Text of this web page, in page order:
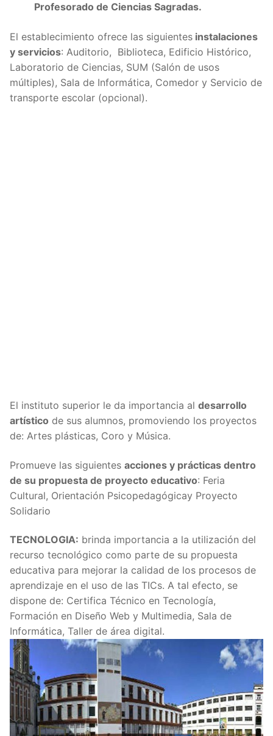
Profesorado de Ciencias Sagradas.
El establecimiento ofrece las siguientes instalaciones
y servicios: Auditorio, Biblioteca, Edificio Histórico,
Laboratorio de Ciencias, SUM (Salón de usos
múltiples), Sala de Informática, Comedor y Servicio de
transporte escolar (opcional).
El instituto superior le da importancia al desarrollo
artístico de sus alumnos, promoviendo los proyectos
de: Artes plásticas, Coro y Música.
Promueve las siguientes acciones y prácticas dentro
de su propuesta de proyecto educativo: Feria
Cultural, Orientación Psicopedagógicay Proyecto
Solidario
TECNOLOGIA: brinda importancia a la utilización del
recurso tecnológico como parte de su propuesta
educativa para mejorar la calidad de los procesos de
aprendizaje en el uso de las TICs. A tal efecto, se
dispone de: Certifica Técnico en Tecnología,
Formación en Diseño Web y Multimedia, Sala de
Informática, Taller de área digital.